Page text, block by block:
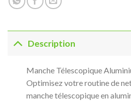
Description
Manche Télescopique
Optimisez votre routine de
manche télescopique en